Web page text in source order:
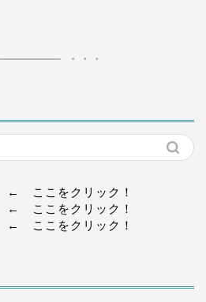
← ここをクリック！
← ここをクリック！
← ここをクリック！